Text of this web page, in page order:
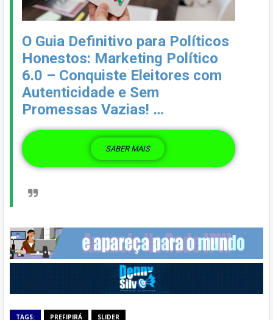
O Guia Definitivo para Políticos
Honestos: Marketing Político
6.0 – Conquiste Eleitores com
Autenticidade e Sem
Promessas Vazias! …
SABER MAIS
TAGS: PREFIPIRÁ SLIDER